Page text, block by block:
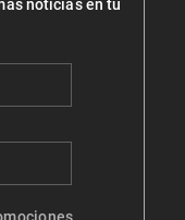
noticias en tu